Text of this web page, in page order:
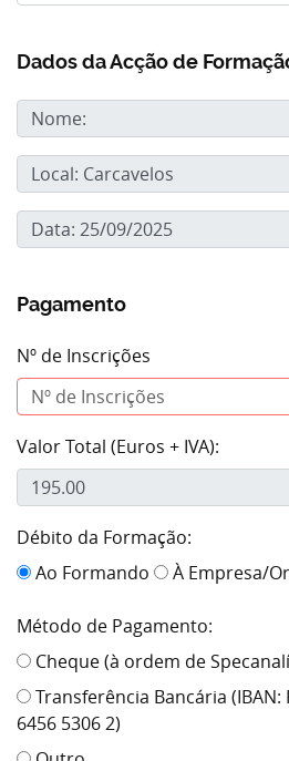
Dados da Acção de
Pagamento
Nº de Inscrições
Valor Total (Euros + IVA):
Débito da Formação:
Ao Formando
À Empresa/
Método de Pagamento:
Cheque (à ordem de
Transferência Bancária (IBAN:
6456 5306 2)